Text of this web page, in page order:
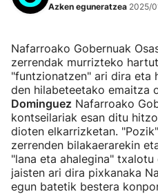
Azken eguneratzea 2025/
Nafarroako Gobernuak
zerrendak murrizteko
"funtzionatzen" ari dira eta
den hilabeteetako emaitza
Dominguez Nafarroako
kontseilariak esan ditu
dioten elkarrizketan.
zerrenden bilakaerarekin
"lana eta ahalegina"
jaisten ari dira pixkanaka
egun batetik bestera